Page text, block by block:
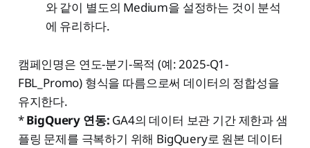
와 같이 별도의 Medium을 설정하는 것이 분석
에 유리하다.
캠페인명은 연도-분기-목적 (예: 2025-Q1-
FBL_Promo) 형식을 따름으로써 데이터의 정합성을
유지한다.
*BigQuery 연동: GA4의 데이터 보관 기간 제한과 샘
플링 문제를 극복하기 위해 BigQuery로 원본 데이터